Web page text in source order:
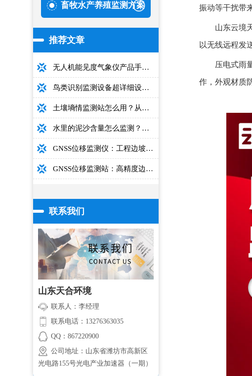
畜牧水产养殖监测方案
推荐文章
无人机能见度气象仪产品手册：型号推荐+详细性能参数+对比表+选购指南
鸟类识别监测设备超详细设备选型指南
土壤墒情监测站怎么用？从安装到数据解读的完整操作手册
水里的泥沙含量怎么监测？用这款光电测沙仪超方便！
GNSS位移监测仪：工程边坡毫米级高精度安全监测设备
GNSS位移监测站：高精度边坡大坝桥梁安全监测设备介绍
联系我们
山东天合环境
联系人：李经理
联系电话：13276363035
QQ：867220900
公司地址：山东省潍坊市高新区
光电路155号光电产业加速器（一期）
振动等干扰带
山东云境
以无线远程发
压电式雨
作，外观材质